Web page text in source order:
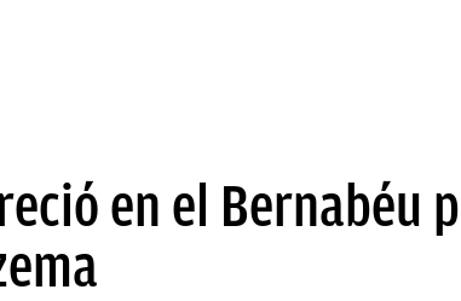
en el Bernabéu